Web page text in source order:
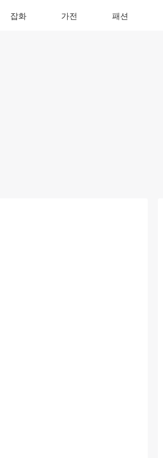
잡화 가전 패션